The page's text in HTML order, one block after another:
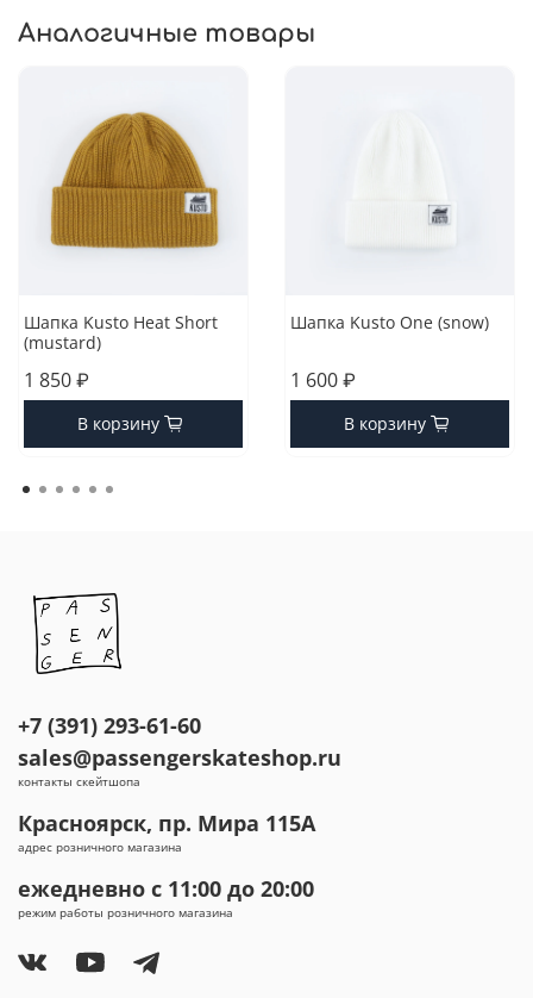
Аналогичные товары
Шапка Kusto Heat Short
(mustard)
1 850 ₽
В корзину
Шапка Kusto One (snow)
1 600 ₽
В корзину
+7 (391) 293-61-60
sales@passengerskateshop.ru
контакты скейтшопа
Красноярск, пр. Мира 115А
адрес розничного магазина
ежедневно с 11:00 до 20:00
режим работы розничного магазина